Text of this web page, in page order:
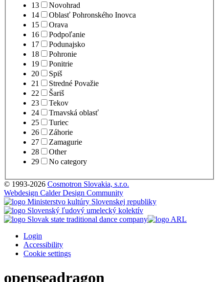
13
Novohrad
14
Oblasť Pohronského Inovca
15
Orava
16
Podpoľanie
17
Podunajsko
18
Pohronie
19
Ponitrie
20
Spiš
21
Stredné Považie
22
Šariš
23
Tekov
24
Trnavská oblasť
25
Turiec
26
Záhorie
27
Zamagurie
28
Other
29
No category
© 1993-2026 Cosmotron Slovakia, s.r.o.
Webdesign Calder Design Community
Login
Accessibility
Cookie settings
openseadragon